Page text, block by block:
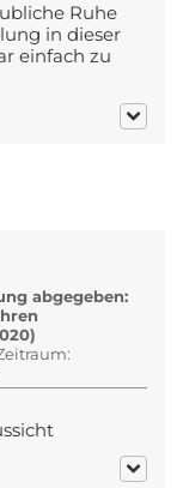
Ruhe
in dieser
einfach zu
abgegeben: